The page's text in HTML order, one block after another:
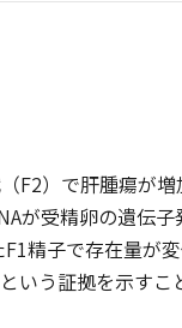
F2）で肝腫瘍が
が受精卵の遺伝
精子で存在量が
いう証拠を示すこ